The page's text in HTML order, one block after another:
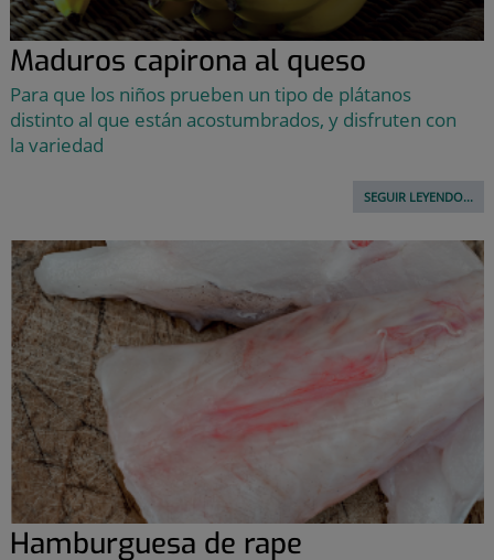
Maduros capirona al queso
Para que los niños prueben un tipo de plátanos
distinto al que están acostumbrados, y disfruten con
la variedad
SEGUIR LEYENDO...
Hamburguesa de rape